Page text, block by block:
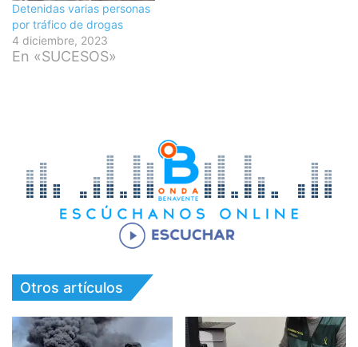
Detenidas varias personas
por tráfico de drogas
4 diciembre, 2023
En «SUCESOS»
Otros artículos